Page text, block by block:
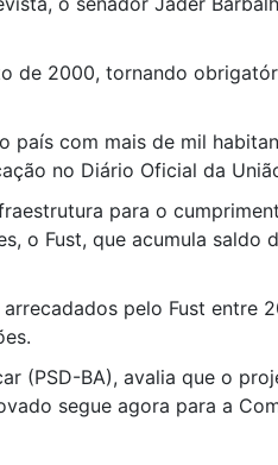
de 2000, tornando
país com mais de mil
no Diário Oficial da
para o
o Fust, que acumula saldo
pelo Fust entre
(PSD-BA), avalia que o
segue agora para a